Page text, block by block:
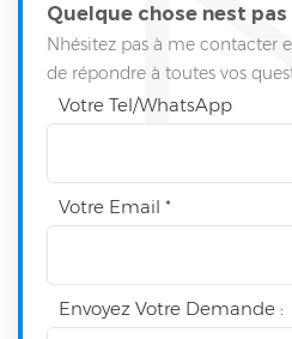
Quelque chose nest pas
Nhésitez pas à me contacter
de répondre à toutes vos
Votre Tel/WhatsApp
Votre Email *
Envoyez Votre Demande :